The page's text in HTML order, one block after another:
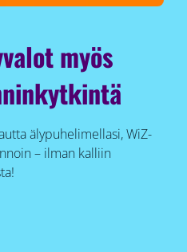
myös
älypuhelimellasi, WiZ-
– ilman kalliin